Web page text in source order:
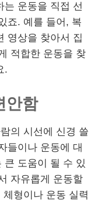
는 운동을 직접 선
죠. 예를 들어, 복
영상을 찾아서 집
적합한 운동을 찾
.
안함
의 시선에 신경 쓸
들이나 운동에 대
큰 도움이 될 수 있
자유롭게 운동할
형이나 운동 실력